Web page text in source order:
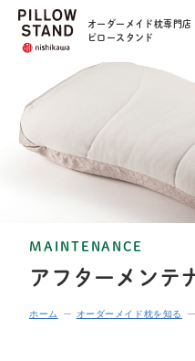
オーダーメイド枕専門店
ピロースタンド
MAINTENANCE
アフターメンテ
ホーム オーダーメイド枕を知る